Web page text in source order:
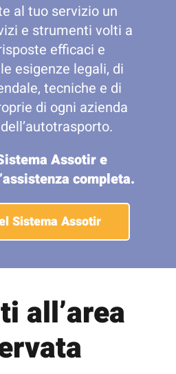
al tuo servizio un
e strumenti volti a
efficaci e
esigenze legali, di
tecniche e di
di ogni azienda
Assotir e
completa.
Sistema Assotir
all’area